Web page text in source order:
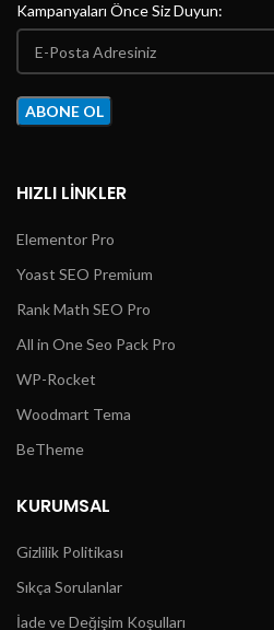
Kampanyaları Önce Siz Duyun:
HIZLI LINKLER
Elementor Pro
Yoast SEO Premium
Rank Math SEO Pro
All in One Seo Pack Pro
WP-Rocket
Woodmart Tema
BeTheme
KURUMSAL
Gizlilik Politikası
Sıkça Sorulanlar
İade ve Değişim Koşulları